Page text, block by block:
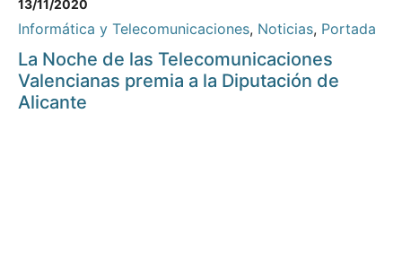
13/11/2020
Informática y Telecomunicaciones, Noticias, Portada
La Noche de las Telecomunicaciones
Valencianas premia a la Diputación de
Alicante